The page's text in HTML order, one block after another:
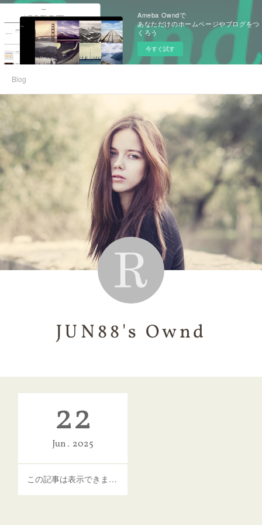
Ameba Owndで
あなただけのホームページやブログをつ
くろう
今すぐ試す
Blog
JUN88's Ownd
22
Jun 2025
この記事は表示できません